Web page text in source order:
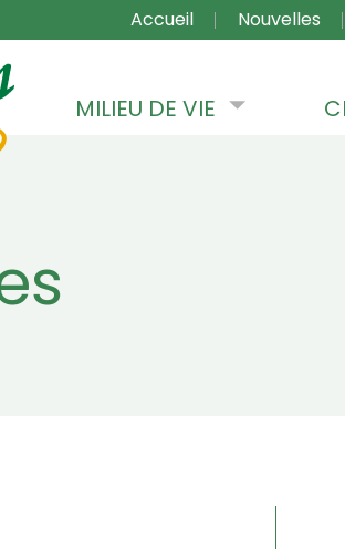
Accueil Nouvelles
MILIEU DE VIE